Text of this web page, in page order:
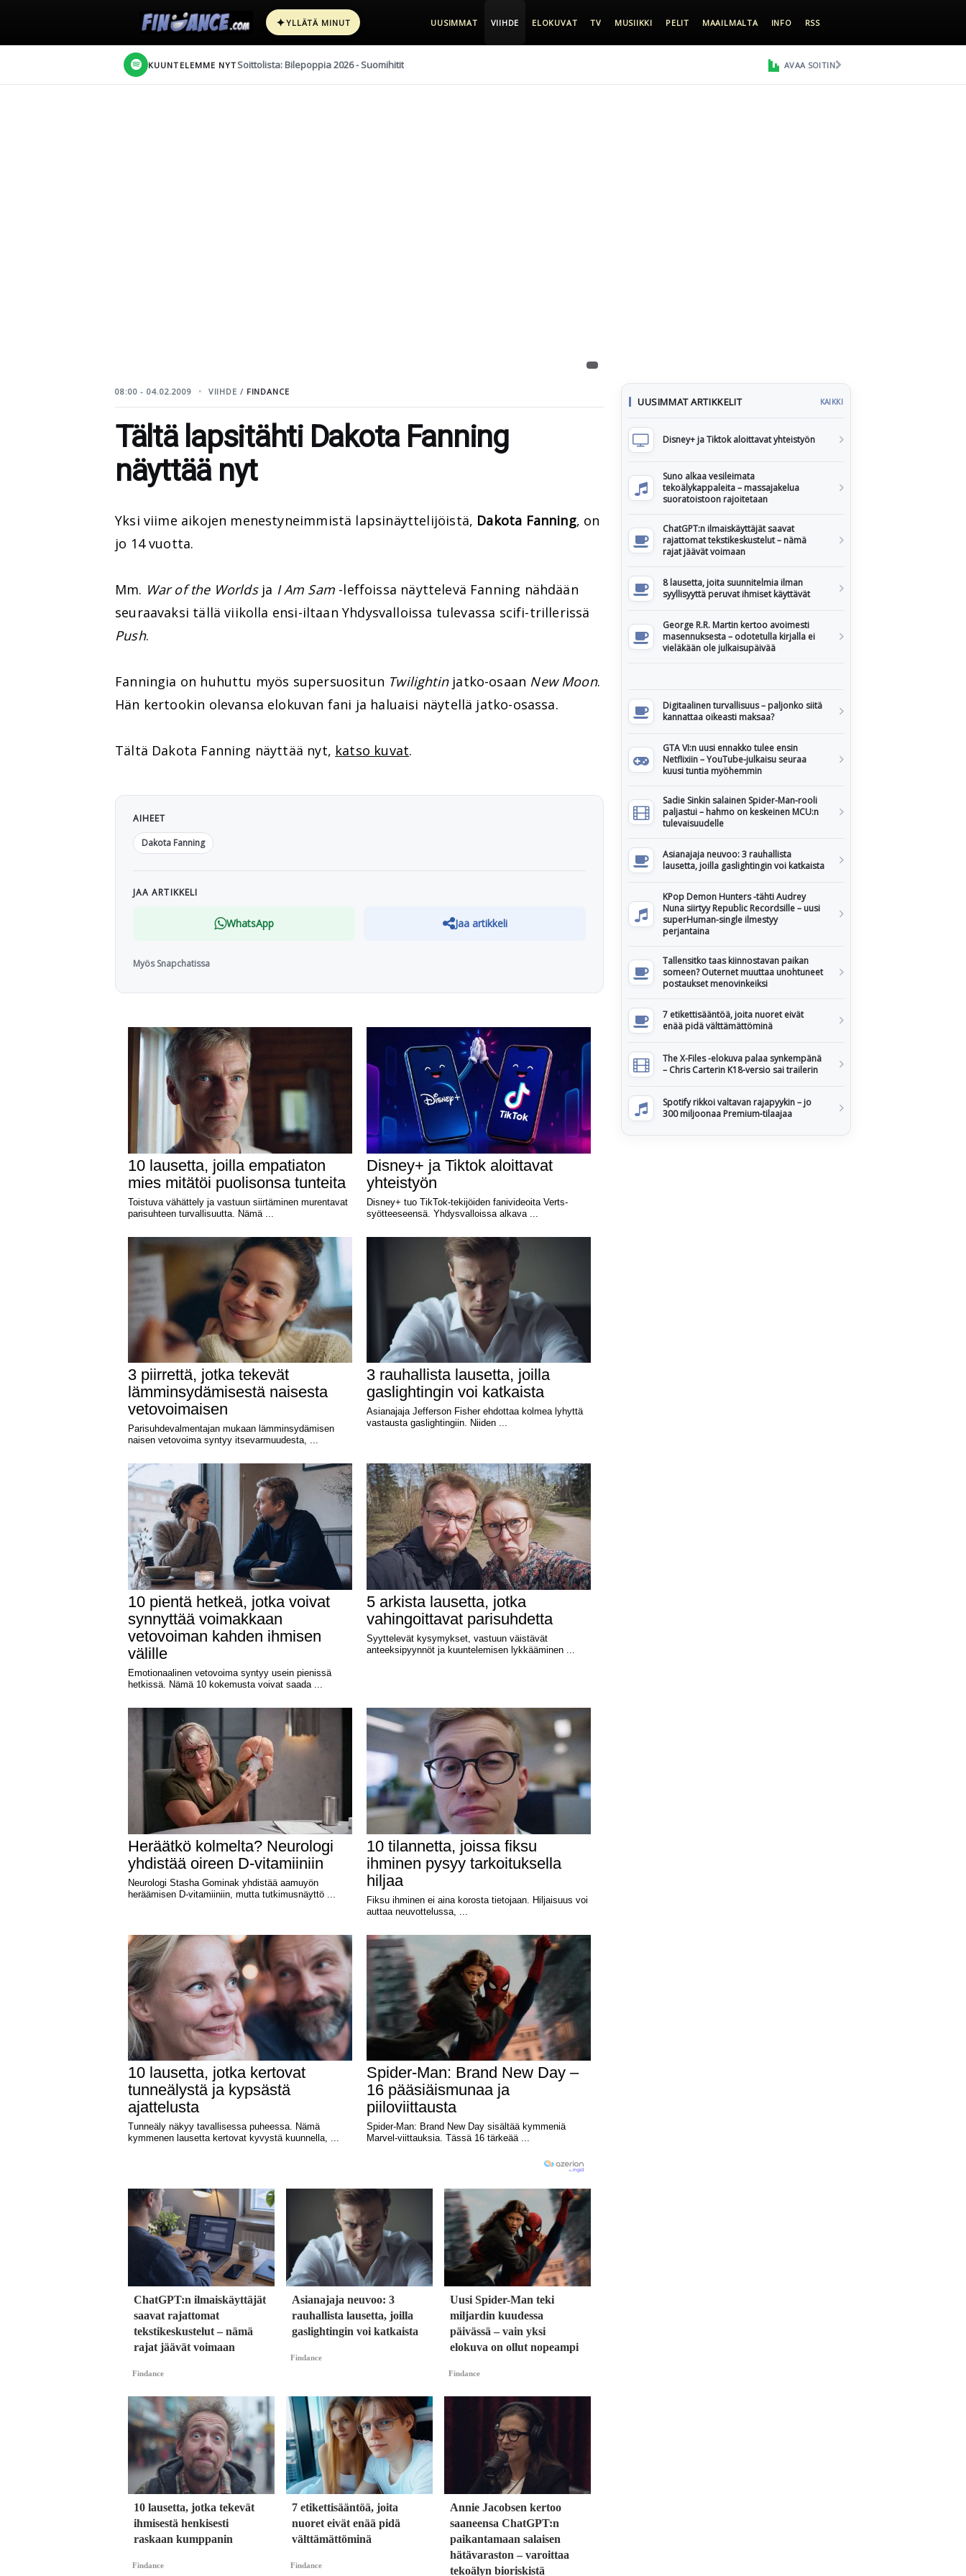
✦YLLÄTÄ MINUT UUSIMMAT VIIHDE ELOKUVAT TV MUSIIKKI PELIT MAAILMALTA INFO RSS
KUUNTELEMME NYT Soittolista: Bilepoppia 2026 - Suomihitit AVAA SOITIN
08:00 - 04.02.2009 VIIHDE / FINDANCE
Tältä lapsitähti Dakota Fanning
näyttää nyt
Yksi viime aikojen menestyneimmistä lapsinäyttelijöistä, Dakota Fanning, on
jo 14 vuotta.
Mm. War of the Worldsja I Am Sam-leffoissa näyttelevä Fanning nähdään
seuraavaksi tällä viikolla ensi-iltaan Yhdysvalloissa tulevassa scifi-trillerissä
Push.
Fanningia on huhuttu myös supersuositun Twilightinjatko-osaan New Moon.
Hän kertookin olevansa elokuvan fani ja haluaisi näytellä jatko-osassa.
Tältä Dakota Fanning näyttää nyt, katso kuvat.
AIHEET
Dakota Fanning
JAA ARTIKKELI
WhatsApp Jaa artikkeli
Myös Snapchatissa
ChatGPT:n ilmaiskäyttäjät
saavat rajattomat
tekstikeskustelut – nämä
rajat jäävät voimaan
Findance
Asianajaja neuvoo: 3
rauhallista lausetta, joilla
gaslightingin voi katkaista
Findance
Uusi Spider-Man teki
miljardin kuudessa
päivässä – vain yksi
elokuva on ollut nopeampi
Findance
10 lausetta, jotka tekevät
ihmisestä henkisesti
raskaan kumppanin
Findance
7 etikettisääntöä, joita
nuoret eivät enää pidä
välttämättöminä
Findance
Annie Jacobsen kertoo
saaneensa ChatGPT:n
paikantamaan salaisen
hätävaraston – varoittaa
tekoälyn bioriskistä
UUSIMMAT ARTIKKELIT KAIKKI
Disney+ ja Tiktok aloittavat yhteistyön
Suno alkaa vesileimata
tekoälykappaleita – massajakelua
suoratoistoon rajoitetaan
ChatGPT:n ilmaiskäyttäjät saavat
rajattomat tekstikeskustelut – nämä
rajat jäävät voimaan
8 lausetta, joita suunnitelmia ilman
syyllisyyttä peruvat ihmiset käyttävät
George R.R. Martin kertoo avoimesti
masennuksesta – odotetulla kirjalla ei
vieläkään ole julkaisupäivää
Digitaalinen turvallisuus – paljonko siitä
kannattaa oikeasti maksaa?
GTA VI:n uusi ennakko tulee ensin
Netflixiin – YouTube-julkaisu seuraa
kuusi tuntia myöhemmin
Sadie Sinkin salainen Spider-Man-rooli
paljastui – hahmo on keskeinen MCU:n
tulevaisuudelle
Asianajaja neuvoo: 3 rauhallista
lausetta, joilla gaslightingin voi katkaista
KPop Demon Hunters -tähti Audrey
Nuna siirtyy Republic Recordsille – uusi
superHuman-single ilmestyy
perjantaina
Tallensitko taas kiinnostavan paikan
someen? Outernet muuttaa unohtuneet
postaukset menovinkeiksi
7 etikettisääntöä, joita nuoret eivät
enää pidä välttämättöminä
The X-Files -elokuva palaa synkempänä
– Chris Carterin K18-versio sai trailerin
Spotify rikkoi valtavan rajapyykin – jo
300 miljoonaa Premium-tilaajaa